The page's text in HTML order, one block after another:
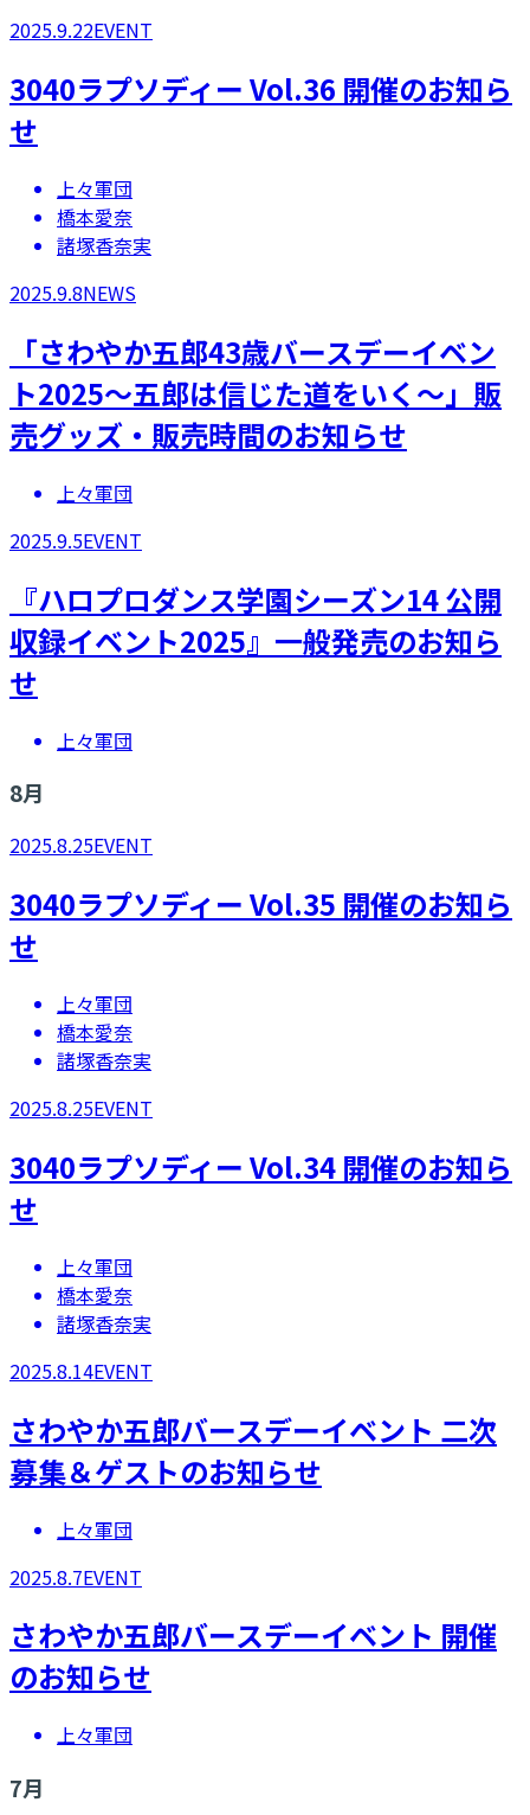
2025.9.22EVENT
3040ラプソディー Vol.36 開催のお知ら
せ
上々軍団
橋本愛奈
諸塚香奈実
2025.9.8NEWS
​「さわやか五郎43歳バースデーイベン
ト2025～五郎は信じた道をいく～」販
売グッズ・販売時間のお知らせ
上々軍団
2025.9.5EVENT
『ハロプロダンス学園シーズン14 公開
収録イベント2025』一般発売のお知ら
せ
上々軍団
8月
2025.8.25EVENT
3040ラプソディー Vol.35 開催のお知ら
せ
上々軍団
橋本愛奈
諸塚香奈実
2025.8.25EVENT
3040ラプソディー Vol.34 開催のお知ら
せ
上々軍団
橋本愛奈
諸塚香奈実
2025.8.14EVENT
​さわやか五郎バースデーイベント 二次
募集＆ゲストのお知らせ
上々軍団
2025.8.7EVENT
​さわやか五郎バースデーイベント 開催
のお知らせ
上々軍団
7月